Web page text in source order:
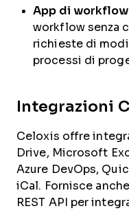
App di
workflow senza
richieste di
processi di
Integrazioni
Celoxis offre
Drive, Microsoft
Azure DevOps,
iCal. Fornisce
REST API per